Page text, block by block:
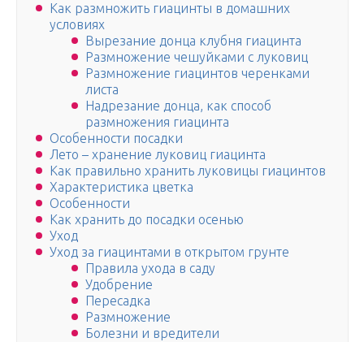
Как размножить гиацинты в домашних
условиях
Вырезание донца клубня гиацинта
Размножение чешуйками с луковиц
Размножение гиацинтов черенками
листа
Надрезание донца, как способ
размножения гиацинта
Особенности посадки
Лето – хранение луковиц гиацинта
Как правильно хранить луковицы гиацинтов
Характеристика цветка
Особенности
Как хранить до посадки осенью
Уход
Уход за гиацинтами в открытом грунте
Правила ухода в саду
Удобрение
Пересадка
Размножение
Болезни и вредители